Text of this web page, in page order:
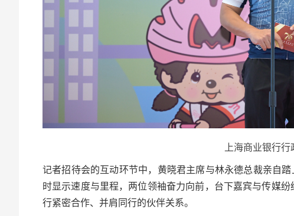
上海商业银行
记者招待会的互动环节中，黄晓君主席与林永德总裁亲自
时显示速度与里程，两位领袖奋力向前，台下嘉宾与传媒
行紧密合作、并肩同行的伙伴关系。